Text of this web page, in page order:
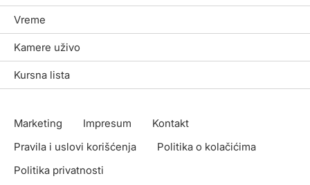
Vreme
Kamere uživo
Kursna lista
Marketing Impresum
Kontakt
Pravila i uslovi korišćenja
Politika o kolačićima
Politika privatnosti